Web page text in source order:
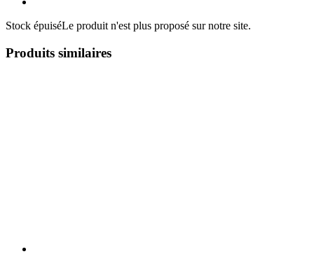
Stock épuiséLe produit n'est plus proposé sur notre site.
Produits similaires